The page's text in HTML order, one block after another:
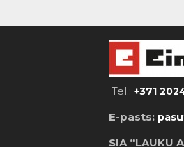
Tel.:+371
E-pasts:
SIA “LAUKU